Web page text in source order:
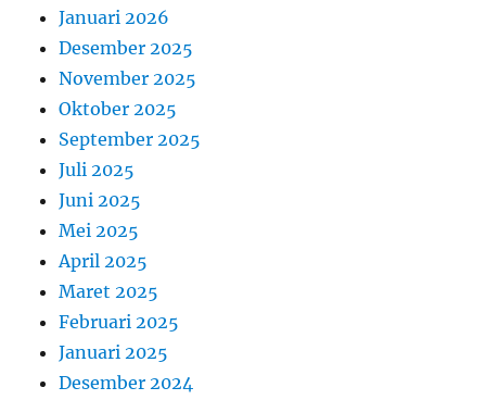
Januari 2026
Desember 2025
November 2025
Oktober 2025
September 2025
Juli 2025
Juni 2025
Mei 2025
April 2025
Maret 2025
Februari 2025
Januari 2025
Desember 2024